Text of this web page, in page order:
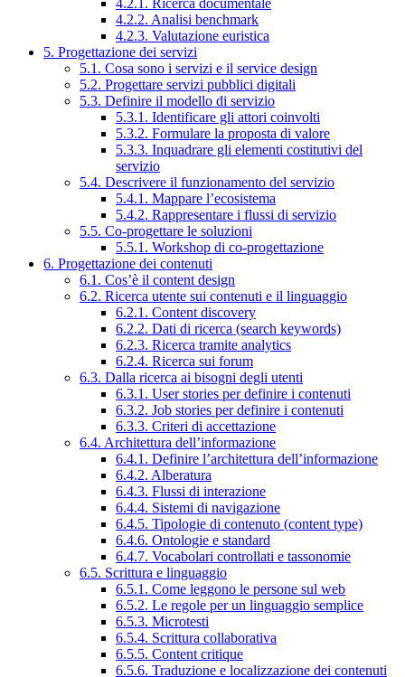
4.2.2. Analisi benchmark
4.2.3. Valutazione euristica
5. Progettazione dei servizi
5.1. Cosa sono i servizi e il service design
5.2. Progettare servizi pubblici digitali
5.3. Definire il modello di servizio
5.3.1. Identificare gli attori coinvolti
5.3.2. Formulare la proposta di valore
5.3.3. Inquadrare gli elementi costitutivi del
servizio
5.4. Descrivere il funzionamento del servizio
5.4.1. Mappare l’ecosistema
5.4.2. Rappresentare i flussi di servizio
5.5. Co-progettare le soluzioni
5.5.1. Workshop di co-progettazione
6. Progettazione dei contenuti
6.1. Cos’è il content design
6.2. Ricerca utente sui contenuti e il linguaggio
6.2.1. Content discovery
6.2.2. Dati di ricerca (search keywords)
6.2.3. Ricerca tramite analytics
6.2.4. Ricerca sui forum
6.3. Dalla ricerca ai bisogni degli utenti
6.3.1. User stories per definire i contenuti
6.3.2. Job stories per definire i contenuti
6.3.3. Criteri di accettazione
6.4. Architettura dell’informazione
6.4.1. Definire l’architettura dell’informazione
6.4.2. Alberatura
6.4.3. Flussi di interazione
6.4.4. Sistemi di navigazione
6.4.5. Tipologie di contenuto (content type)
6.4.6. Ontologie e standard
6.4.7. Vocabolari controllati e tassonomie
6.5. Scrittura e linguaggio
6.5.1. Come leggono le persone sul web
6.5.2. Le regole per un linguaggio semplice
6.5.3. Microtesti
6.5.4. Scrittura collaborativa
6.5.5. Content critique
6.5.6. Traduzione e localizzazione dei contenuti